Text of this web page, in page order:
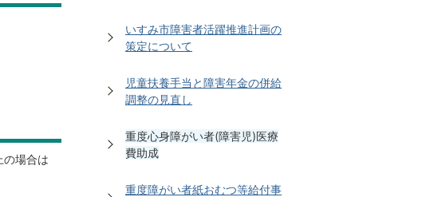
場合は
いすみ市障害者活躍推進計画の
策定について
児童扶養手当と障害年金の併給
調整の見直し
重度心身障がい者(障害児)医療
費助成
重度障がい者紙おむつ等給付事